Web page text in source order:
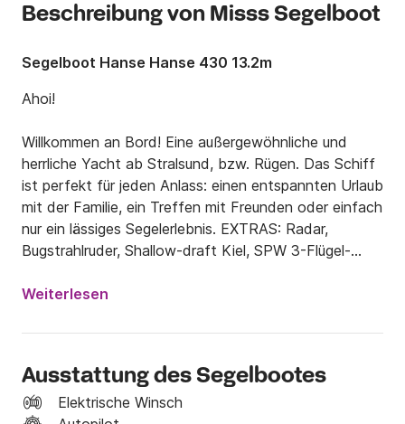
Beschreibung von Misss Segelboot
Segelboot Hanse Hanse 430 13.2m
Ahoi!
Willkommen an Bord! Eine außergewöhnliche und
herrliche Yacht ab Stralsund, bzw. Rügen. Das Schiff
ist perfekt für jeden Anlass: einen entspannten Urlaub
mit der Familie, ein Treffen mit Freunden oder einfach
nur ein lässiges Segelerlebnis. EXTRAS: Radar,
Bugstrahlruder, Shallow-draft Kiel, SPW 3-Flügel-
Salon, 2 Bäder, 3D-Matten unter allen Matratzen,
Privatsphäre.
Weiterlesen
Ausstattung des Segelbootes
Elektrische Winsch